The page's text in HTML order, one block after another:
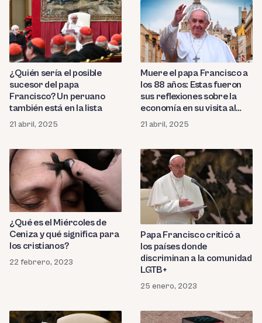
¿Quién sería el posible
sucesor del papa
Francisco? Un peruano
también está en la lista
21 abril, 2025
Muere el papa Francisco a
los 88 años: Estas fueron
sus reflexiones sobre la
economía en su visita al
Perú
21 abril, 2025
¿Qué es el Miércoles de
Ceniza y qué significa para
los cristianos?
22 febrero, 2023
Papa Francisco criticó a
los países donde
discriminan a la comunidad
LGTB+
25 enero, 2023